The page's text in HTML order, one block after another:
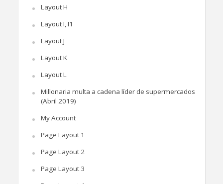
Layout H
Layout I, I1
Layout J
Layout K
Layout L
Millonaria multa a cadena líder de supermercados
(Abril 2019)
My Account
Page Layout 1
Page Layout 2
Page Layout 3